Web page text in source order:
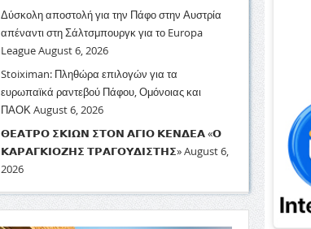
Δύσκολη αποστολή για την Πάφο στην Αυστρία
απέναντι στη Σάλτσμπουργκ για το Europa
LeagueAugust 6, 2026
Stoiximan: Πληθώρα επιλογών για τα
ευρωπαϊκά ραντεβού Πάφου, Ομόνοιας και
ΠΑΟΚAugust 6, 2026
𝝝𝝚𝝖𝝩𝝦𝝤 𝝨𝝟𝝞𝝮𝝢 𝝨𝝩𝝤𝝢 𝝖𝝘𝝞𝝤 𝝟𝝚𝝢𝝙𝝚𝝖 «𝝤
𝝟𝝖𝝦𝝖𝝘𝝟𝝞𝝤𝝛𝝜𝝨 𝝩𝝦𝝖𝝘𝝤𝝪𝝙𝝞𝝨𝝩𝝜𝝨»August 6,
2026